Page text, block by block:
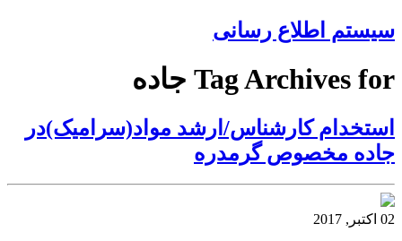
سیستم اطلاع رسانی
Tag Archives for جاده
استخدام کارشناس/ارشد مواد(سرامیک)در
جاده مخصوص گرمدره
02 اکتبر, 2017